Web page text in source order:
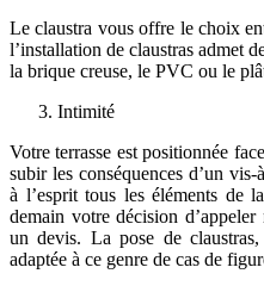
Le claustra vous offre le choix
l’installation de claustras admet
la brique creuse, le PVC ou le
Intimité
Votre terrasse est positionnée
subir les conséquences d’un
à l’esprit tous les éléments de
demain votre décision
un devis. La pose de claustras,
adaptée à ce genre de cas de